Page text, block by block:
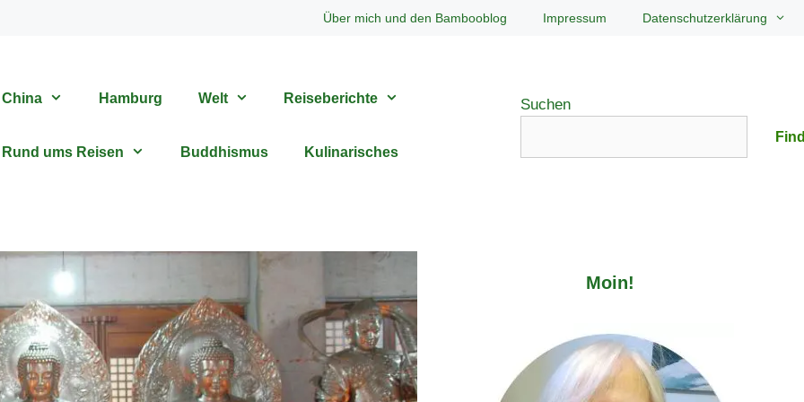
Über mich und den Bambooblog Impressum Datenschutzerklärung
China Hamburg Welt Reiseberichte
Rund ums Reisen Buddhismus Kulinarisches
Suchen
Moin!